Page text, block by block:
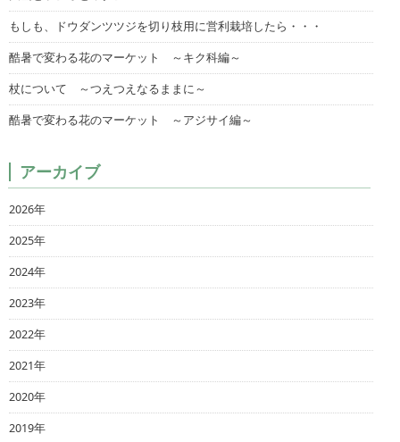
もしも、ドウダンツツジを切り枝用に営利栽培したら・・・
酷暑で変わる花のマーケット ～キク科編～
杖について ～つえつえなるままに～
酷暑で変わる花のマーケット ～アジサイ編～
アーカイブ
2026年
2025年
2024年
2023年
2022年
2021年
2020年
2019年